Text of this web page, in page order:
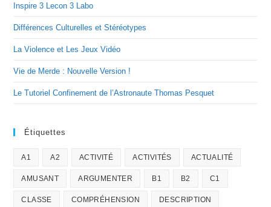
Inspire 3 Lecon 3 Labo
Différences Culturelles et Stéréotypes
La Violence et Les Jeux Vidéo
Vie de Merde : Nouvelle Version !
Le Tutoriel Confinement de l’Astronaute Thomas Pesquet
Étiquettes
A1 A2 ACTIVITÉ ACTIVITÉS ACTUALITÉ
AMUSANT ARGUMENTER B1 B2 C1
CLASSE COMPRÉHENSION DESCRIPTION